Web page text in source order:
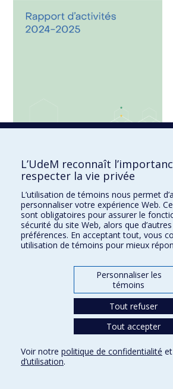
Tweeter Partager Courriel
Termes et conditions d’utilisation
L’UdeM reconnaît
respecter la vie privée
L’utilisation de témoins nous permet
personnaliser votre expérience Web.
sont obligatoires pour assurer le
sécurité du site Web, alors que
préférences. En acceptant tout, vous
utilisation de témoins pour mieux
Personnaliser les
témoins
Tout refuser
Tout accepter
Voir notre politique de confidentialité
d’utilisation.